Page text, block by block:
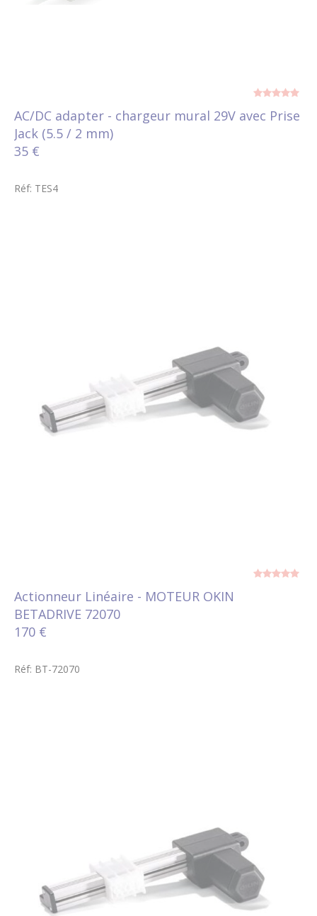
AC/DC adapter - chargeur mural 29V avec Prise
Jack (5.5 / 2 mm)
35 €
Réf: TES4
Actionneur Linéaire - MOTEUR OKIN
BETADRIVE 72070
170 €
Réf: BT-72070